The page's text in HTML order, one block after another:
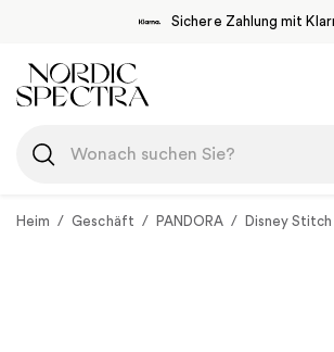
Sichere Zahlung mit
Inhalt
springen
Heim / Geschäft / PANDORA / Disney Stitch